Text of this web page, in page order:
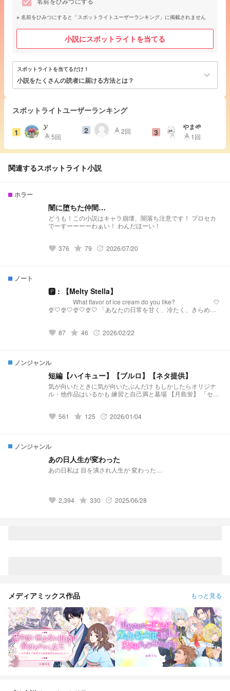
名前をひみつにすると「スポットライトユーザーランキング」に掲載されません
小説にスポットライトを当てる
スポットライトを当てるだけ！
小説をたくさんの読者に届ける方法とは？ keyboard_arrow_down
スポットライトユーザーランキング
1
𝓨
highlight5回
2 highlight2回 3
やま🌱
highlight 1回
関連するスポットライト小説
ホラー
闇に堕ちた仲間…
どうも！この小説はキャラ崩壊、闇落ち注意です！ プロセカ
でーすーーーーわぁい！ わんだほーい！
favorite 376 grade 79 update 2026/07/20
ノート
🅿︎ : 【Melty Stella】
What flavor of ice cream do you like? 🤍
🍨🤍🍨🤍🍨🤍🍨🤍 「あなたの日常を甘く、冷たく、きらめか
届けるプリチューバ事務所です。 略称:メルステ 事務
favorite 87 grade 46 update 2026/02/22
ノンジャンル
短編【ハイキュー】【ブルロ】【ネタ提供】
気が向いたときに気が向いたぶんだけ もしかしたらオリジナ
ル・他作品はいるかも 練習と自己満と墓場 【月島蛍】 「セレ
治】 「先輩、まだ独り身なんすか？(笑)」 小説になりました↓
【白布】 「浮いてた彼女が”浮いて”いた」 小説になりました↓
↓ ↓ https://novel.prcm.jp/novel/wm18GhLSixpJNbKeARoK
【宮侑】(角名) 「ちみけも買ったら男子高校生拾った話」 小説
になりました↓ ↓ ↓
favorite 561 grade 125 update 2026/01/04
ノンジャンル
あの日人生が変わった
あの日私は 目を潰され人生が 変わった…
favorite 2,394 grade 330 update 2025/06/28
メディアミックス作品 もっと見る